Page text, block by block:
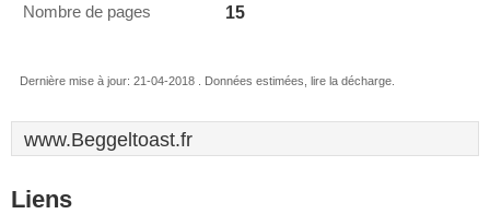
Nombre de pages 15
Dernière mise à jour: 21-04-2018 . Données estimées, lire la décharge.
www.Beggeltoast.fr
Liens